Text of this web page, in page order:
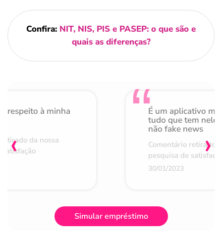
Confira: NIT, NIS, PIS e PASEP: o que são e
quais as diferenças?
respeito à minha
da nossa
É um aplicativo
tudo que tem nele
não fake news
Comentário retirado
pesquisa de
30/01/2023
‹ ›
Simular empréstimo